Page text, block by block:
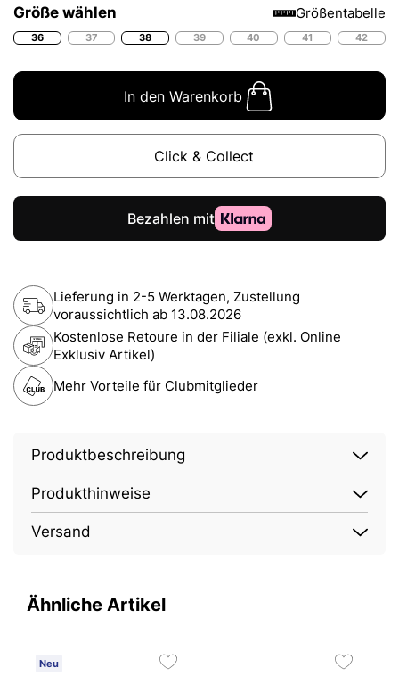
Größe wählen Größentabelle
36 37 38 39 40 41 42
In den Warenkorb
Click & Collect
Lieferung in 2-5 Werktagen, Zustellung
voraussichtlich ab 13.08.2026
Kostenlose Retoure in der Filiale (exkl. Online
Exklusiv Artikel)
Mehr Vorteile für Clubmitglieder
Produktbeschreibung
Produkthinweise
Versand
Ähnliche Artikel
Neu